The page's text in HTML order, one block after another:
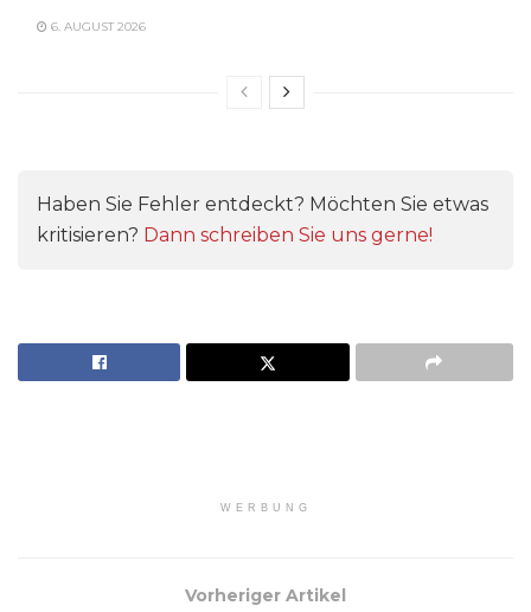
6. AUGUST 2026
Haben Sie Fehler entdeckt? Möchten Sie etwas
kritisieren? Dann schreiben Sie uns gerne!
WERBUNG
Vorheriger Artikel